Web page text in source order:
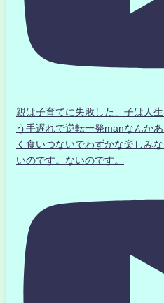
親は子育てに失敗した」子は人
う手遅れで逆転一発manなんか
く食いつないでわずかな楽しみ
いのです。ないのです。